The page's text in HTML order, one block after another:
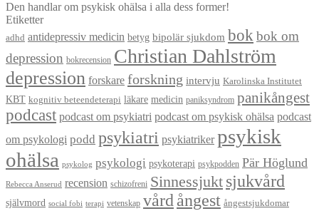
Den handlar om psykisk ohälsa i alla dess former!
Etiketter
adhd antidepressiv medicin betyg bipolär sjukdom bokbok om
depression bokrecension Christian Dahlström
depression forskare forskning intervju Karolinska Institutet
KBT kognitiv beteendeterapi läkare medicin paniksyndrom panikångest
podcast podcast om psykiatri podcast om psykisk ohälsa podcast
om psykologi podd psykiatri psykiatriker psykisk
ohälsa psykolog psykologi psykoterapi psykpodden Pär Höglund
Rebecca Anserud recension schizofreni Sinnessjukt sjukvård
självmord social fobi terapi vetenskap vårdångest ångestsjukdomar